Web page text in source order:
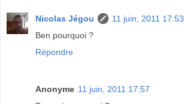
Nicolas Jégou
11 juin, 2011 17:53
Ben pourquoi ?
Répondre
Anonyme 11 juin, 2011 17:57